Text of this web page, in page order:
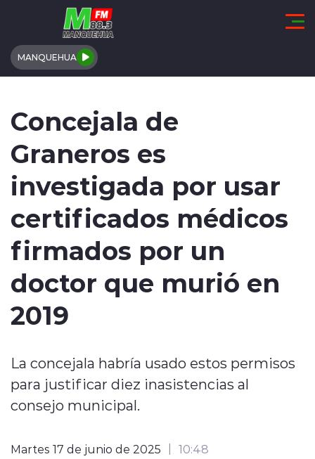
Click acá para ir directamente al contenido
MANQUEHUA
COMUNALES
REGIONALES
ACTUALIDAD
TENDENCIAS
DEPORTES
INTERNACIONAL
modo claro
Concejala de
Graneros es
investigada por usar
certificados médicos
firmados por un
doctor que murió en
2019
La concejala habría usado estos permisos
para justificar diez inasistencias al
consejo municipal.
Martes 17 de junio de 2025 10:48